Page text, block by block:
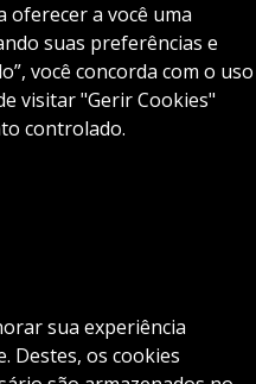
oferecer a você uma
suas preferências e
você concorda com o uso
visitar "Gerir Cookies"
controlado.
sua experiência
Destes, os cookies